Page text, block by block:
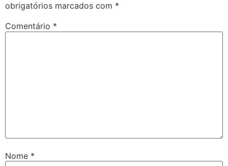
obrigatórios marcados com *
Comentário *
Nome *